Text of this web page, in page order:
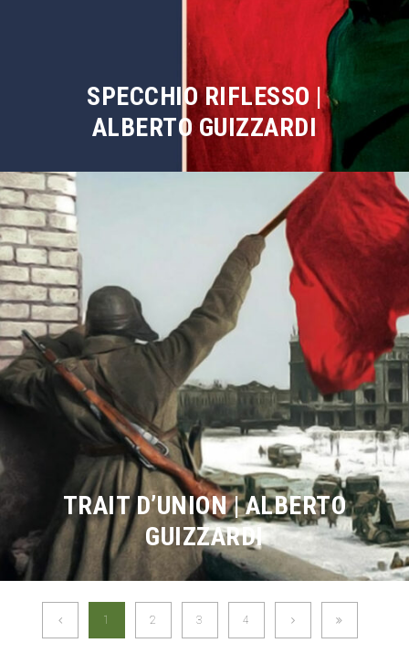
SPECCHIO RIFLESSO |
ALBERTO GUIZZARDI
TRAIT D’UNION | ALBERTO
GUIZZARDI
1 2 3 4